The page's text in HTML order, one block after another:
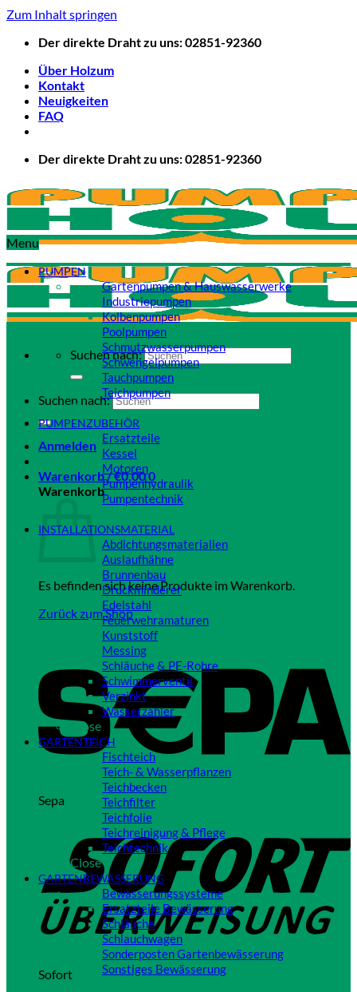
Zum Inhalt springen
Der direkte Draht zu uns: 02851-92360
Über Holzum
Kontakt
Neuigkeiten
FAQ
Der direkte Draht zu uns: 02851-92360
Suchen nach:
Suchen nach:
Anmelden
Warenkorb /€0,000
Warenkorb
Es befinden sich keine Produkte im Warenkorb.
Zurück zum Shop
Sepa
Sofort
Menu
PUMPEN
Gartenpumpen & Hauswasserwerke
Industriepumpen
Kolbenpumpen
Poolpumpen
Schmutzwasserpumpen
Schwengelpumpen
Tauchpumpen
Teichpumpen
Close
PUMPENZUBEHÖR
Ersatzteile
Kessel
Motoren
Pumpenhydraulik
Pumpentechnik
INSTALLATIONSMATERIAL
Abdichtungsmaterialien
Auslaufhähne
Brunnenbau
Druckminderer
Edelstahl
Feuerwehramaturen
Kunststoff
Messing
Schläuche & PE-Rohre
Schwimmerventil
Verzinkt
Wasserzähler
Close
GARTENTEICH
Fischteich
Teich- & Wasserpflanzen
Teichbecken
Teichfilter
Teichfolie
Teichreinigung & Pflege
Teichtechnik
Close
GARTENBEWÄSSERUNG
Bewässerungssysteme
Ersatzteile Bewässerung
Schläuche
Schlauchwagen
Sonderposten Gartenbewässerung
Sonstiges Bewässerung
Close